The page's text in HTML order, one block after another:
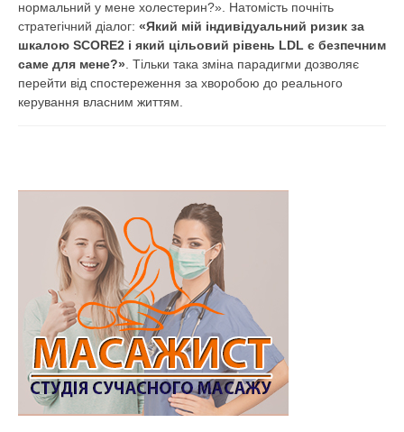
нормальний у мене холестерин?». Натомість почніть
стратегічний діалог: «Який мій індивідуальний ризик за
шкалою SCORE2 і який цільовий рівень LDL є безпечним
саме для мене?» . Тільки така зміна парадигми дозволяє
перейти від спостереження за хворобою до реального
керування власним життям.